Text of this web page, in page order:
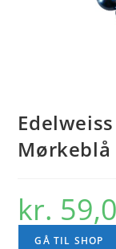
Mørkeblå
kr.
GÅ TIL SHOP